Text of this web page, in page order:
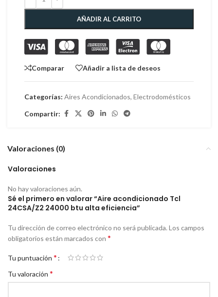
AÑADIR AL CARRITO
Comparar Añadir a lista de deseos
Categorías: Aires Acondicionados, Electrodomésticos
Compartir:
Valoraciones (0)
Valoraciones
No hay valoraciones aún.
Sé el primero en valorar “Aire acondicionado Tcl
24CSA/Z2 24000 btu alta eficiencia”
Tu dirección de correo electrónico no será publicada. Los campos
obligatorios están marcados con *
Tu puntuación *
Tu valoración *